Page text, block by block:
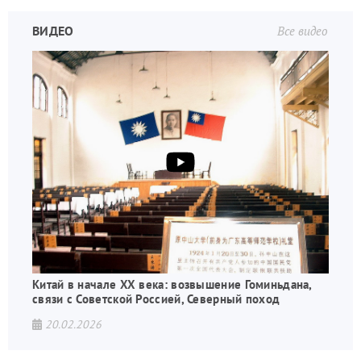
Все видео
ВИДЕО
Китай в начале XX века: возвышение Гоминьдана,
связи с Советской Россией, Северный поход
20.02.2026